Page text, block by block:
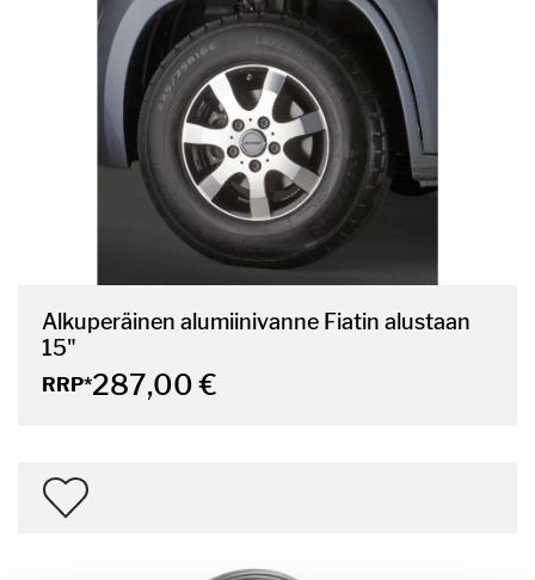
Alkuperäinen alumiinivanne Fiatin alustaan
15"
RRP*287,00 €